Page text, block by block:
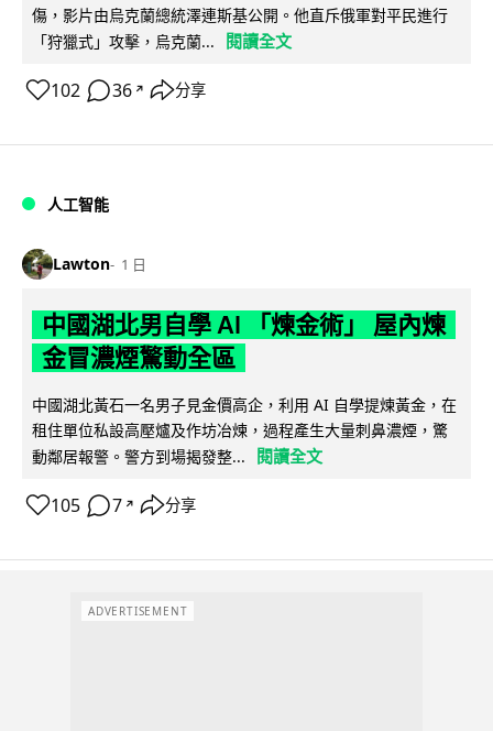
傷，影片由烏克蘭總統澤連斯基公開。他直斥俄軍對平民進行
「狩獵式」攻擊，烏克蘭...
閱讀全文
102 36 ↗ 分享
人工智能
Lawton 1 日
中國湖北男自學 AI 「煉金術」 屋內煉
金冒濃煙驚動全區
中國湖北黃石一名男子見金價高企，利用 AI 自學提煉黃金，在
租住單位私設高壓爐及作坊冶煉，過程產生大量刺鼻濃煙，驚
動鄰居報警。警方到場揭發整...
閱讀全文
105 7 ↗ 分享
ADVERTISEMENT